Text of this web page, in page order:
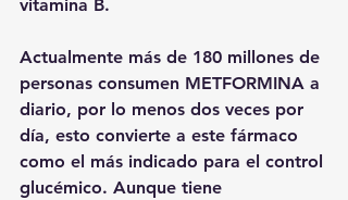
vitamina B.
Actualmente más de 180 millones de
personas consumen METFORMINA a
diario, por lo menos dos veces por
día, esto convierte a este fármaco
como el más indicado para el control
glucémico. Aunque tiene